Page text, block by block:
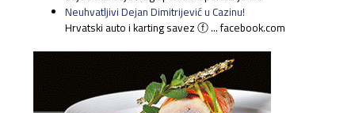
Neuhvatljivi Dejan Dimitrijević u Cazinu!
Hrvatski auto i karting savez ⓕ ... facebook.com